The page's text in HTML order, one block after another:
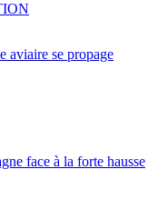
aviaire se propage
face à la forte hausse